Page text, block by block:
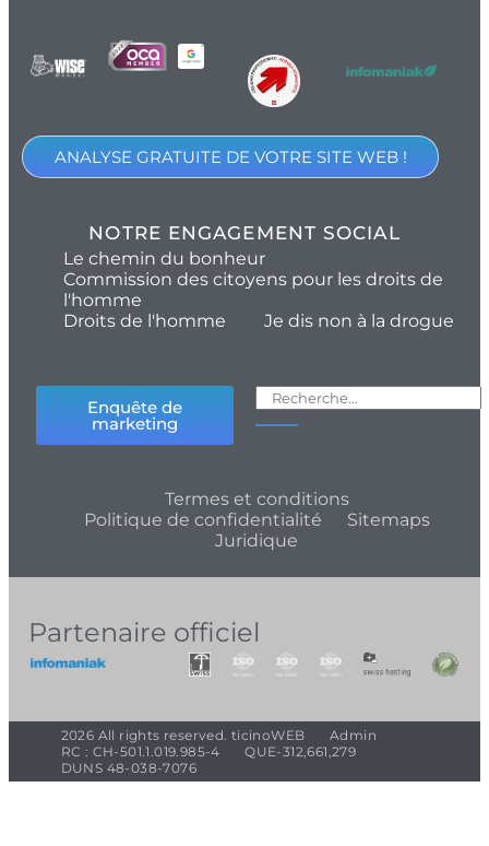
ANALYSE GRATUITE DE VOTRE SITE WEB !
NOTRE ENGAGEMENT SOCIAL
Le chemin du bonheur
Commission des citoyens pour les droits de
l'homme
Droits de l'homme
Je dis non à la drogue
Enquête de
marketing
Termes et conditions
Politique de confidentialité
Sitemaps
Juridique
Partenaire officiel
2026 All rights reserved. ticinoWEB
Admin
RC : CH-501.1.019.985-4
QUE-312,661,279
DUNS 48-038-7076